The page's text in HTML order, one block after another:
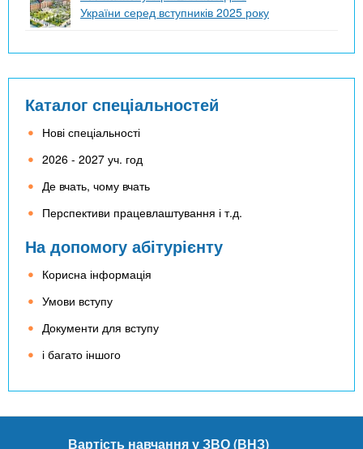
України серед вступників 2025 року
Каталог спеціальностей
Нові спеціальності
2026 - 2027 уч. год
Де вчать, чому вчать
Перспективи працевлаштування і т.д.
На допомогу абітурієнту
Корисна інформація
Умови вступу
Документи для вступу
і багато іншого
Вартість навчання у ЗВО (ВНЗ)